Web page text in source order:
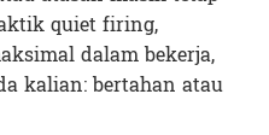
quiet firing,
dalam bekerja,
kalian: bertahan atau